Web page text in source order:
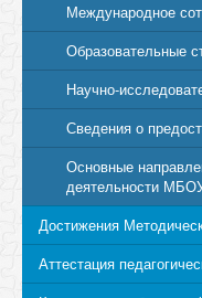
Международное
Образовательные
Научно-
Сведения о
Основные
деятельности
Достижения
Аттестация